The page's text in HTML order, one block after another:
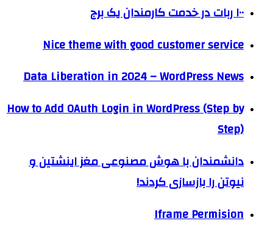
۱۰۰ ربات در خدمت کارمندان یک برج
Nice theme with good customer service
Data Liberation in 2024 – WordPress News
How to Add OAuth Login in WordPress (Step by
Step)
دانشمندان با هوش مصنوعی مغز اینشتین و
نیوتن را بازسازی کردند!
Iframe Permision